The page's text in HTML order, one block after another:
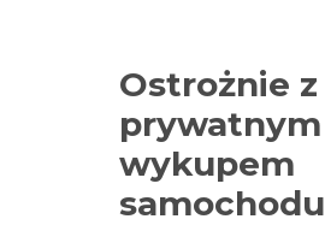
Ostrożnie z
prywatnym
wykupem
samochodu